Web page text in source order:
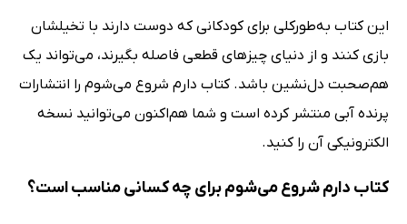
این کتاب به‌طورکلی برای کودکانی که دوست دارند با تخیلشان
بازی کنند و از دنیای چیزهای قطعی فاصله بگیرند، می‌تواند یک
هم‌صحبت دل‌نشین باشد. کتاب دارم شروع می‌شوم را انتشارات
پرنده آبی منتشر کرده است و شما هم‌اکنون می‌توانید نسخه
الکترونیکی آن را کنید.
کتاب دارم شروع می‌شوم برای چه کسانی مناسب است؟